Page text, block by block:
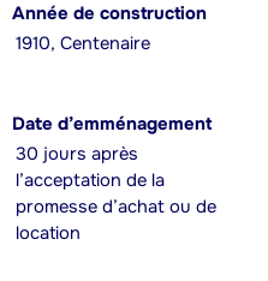
Année de construction
1910, Centenaire
Date d’emménagement
30 jours après
l’acceptation de la
promesse d’achat ou de
location